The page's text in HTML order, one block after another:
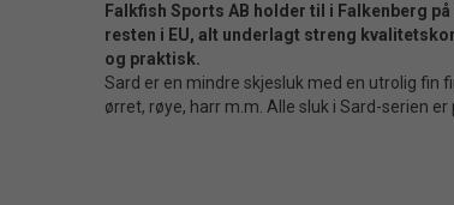
Falkfish Sports AB holder til i Falkenberg
resten i EU, alt underlagt streng
og praktisk.
Sard er en mindre skjesluk med en utrolig
ørret, røye, harr m.m. Alle sluk i Sard-serien